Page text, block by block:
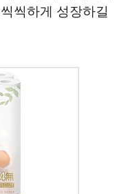
씩하게 성장하길